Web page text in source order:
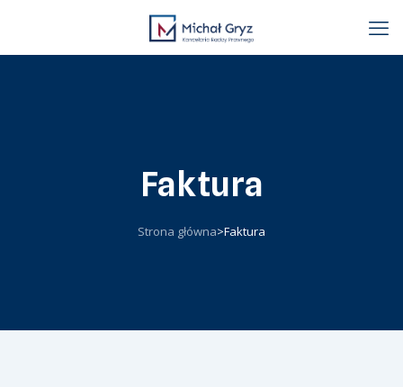
Faktura
Strona główna>Faktura